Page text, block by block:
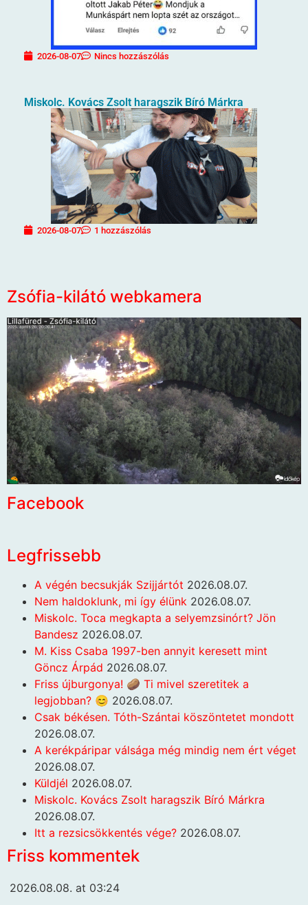
2026-08-07 Nincs hozzászólás
Miskolc. Kovács Zsolt haragszik Bíró Márkra
2026-08-07 1 hozzászólás
Zsófia-kilátó webkamera
Facebook
Legfrissebb
A végén becsukják Szijjártót 2026.08.07.
Nem haldoklunk, mi így élünk 2026.08.07.
Miskolc. Toca megkapta a selyemzsinórt? Jön
Bandesz 2026.08.07.
M. Kiss Csaba 1997-ben annyit keresett mint
Göncz Árpád 2026.08.07.
Friss újburgonya! 🥔 Ti mivel szeretitek a
legjobban? 😊 2026.08.07.
Csak békésen. Tóth-Szántai köszöntetet mondott
2026.08.07.
A kerékpáripar válsága még mindig nem ért véget
2026.08.07.
Küldjél 2026.08.07.
Miskolc. Kovács Zsolt haragszik Bíró Márkra
2026.08.07.
Itt a rezsicsökkentés vége? 2026.08.07.
Friss kommentek
2026.08.08. at 03:24